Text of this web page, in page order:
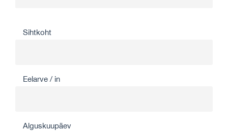
Sihtkoht
Eelarve / in
Alguskuupäev